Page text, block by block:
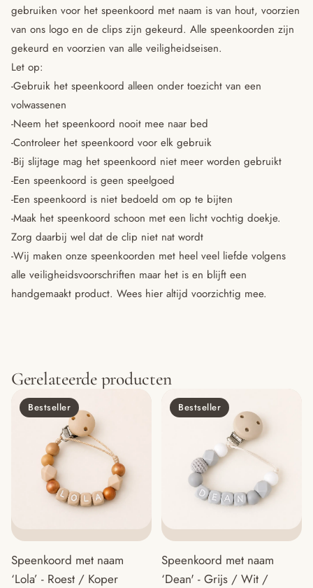
gebruiken voor het speenkoord met naam is van hout, voorzien
van ons logo en de clips zijn gekeurd. Alle speenkoorden zijn
gekeurd en voorzien van alle veiligheidseisen.
Let op:
-Gebruik het speenkoord alleen onder toezicht van een
volwassenen
-Neem het speenkoord nooit mee naar bed
-Controleer het speenkoord voor elk gebruik
-Bij slijtage mag het speenkoord niet meer worden gebruikt
-Een speenkoord is geen speelgoed
-Een speenkoord is niet bedoeld om op te bijten
-Maak het speenkoord schoon met een licht vochtig doekje.
Zorg daarbij wel dat de clip niet nat wordt
-Wij maken onze speenkoorden met heel veel liefde volgens
alle veiligheidsvoorschriften maar het is en blijft een
handgemaakt product. Wees hier altijd voorzichtig mee.
Gerelateerde producten
Bestseller
Speenkoord met naam
‘Lola’ - Roest / Koper
Bestseller
Speenkoord met naam
‘Dean' - Grijs / Wit /